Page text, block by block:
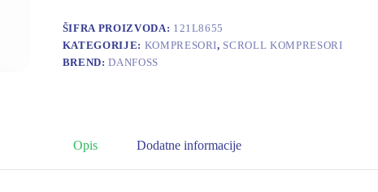
ŠIFRA PROIZVODA: 121L8655
KATEGORIJE: KOMPRESORI, SCROLL KOMPRESORI
BREND:DANFOSS
Opis Dodatne informacije